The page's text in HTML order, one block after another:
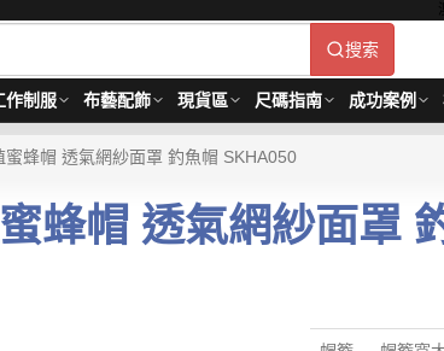
搜索
作制服 布藝配飾 現貨區 尺碼指南 成功案例
蜂帽 透氣網紗面罩 釣魚帽 SKHA050
蜂帽 透氣網紗面罩